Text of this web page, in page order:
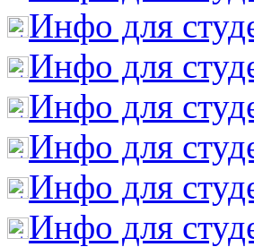
Инфо для
Инфо для
Инфо для
Инфо для
Инфо для
Инфо для